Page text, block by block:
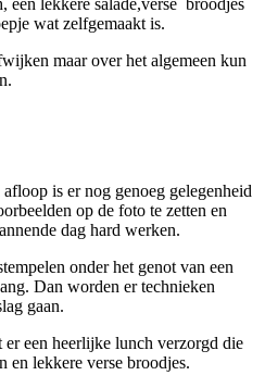
wat zelfgemaakt is.
maar over het algemeen kun
is er nog genoeg gelegenheid
op de foto te zetten en
dag hard werken.
onder het genot van een
Dan worden er technieken
gaan.
een heerlijke lunch verzorgd die
en lekkere verse broodjes.